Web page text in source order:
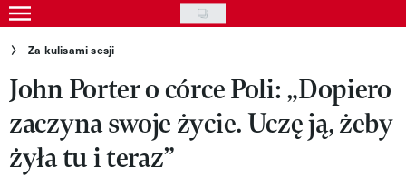
Skip
to
content
Gwiazdy
Ludzie
Moda
Uroda
Za kulisami sesji
John Porter o córce Poli: „Dopiero
zaczyna swoje życie. Uczę ją, żeby
żyła tu i teraz”